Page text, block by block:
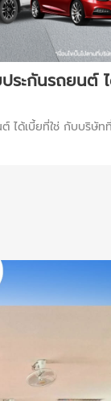
ระกันรถยนต์
ได้เบี้ยที่ใช่ กับบริษัท